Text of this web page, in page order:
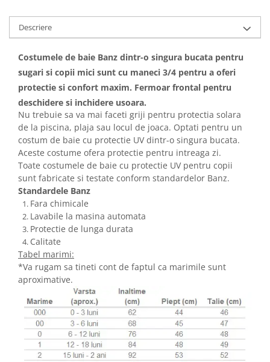
Carduri Cadou
Propuneri Cadou
Produse Sub 50 Lei
Resigilate
Descriere
Costumele de baie Banz dintr-o singura bucata pentru
sugari si copii mici sunt cu maneci 3/4 pentru a oferi
protectie si confort maxim. Fermoar frontal pentru
deschidere si inchidere usoara.
Nu trebuie sa va mai faceti griji pentru protectia solara
de la piscina, plaja sau locul de joaca. Optati pentru un
costum de baie cu protectie UV dintr-o singura bucata.
Aceste costume ofera protectie pentru intreaga zi.
Toate costumele de baie cu protectie UV pentru copii
sunt fabricate si testate conform standardelor Banz.
Standardele Banz
Fara chimicale
Lavabile la masina automata
Protectie de lunga durata​​​​​​
Calitate
Tabel marimi:
*Va rugam sa tineti cont de faptul ca marimile sunt
aproximative.